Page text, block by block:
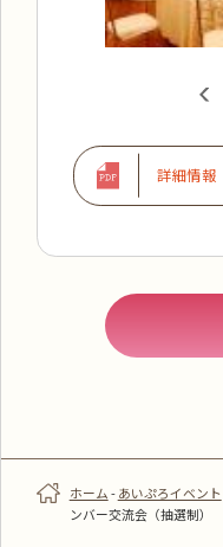
詳細情報
ホーム-あいぷろイベント
ンバー交流会（抽選制）